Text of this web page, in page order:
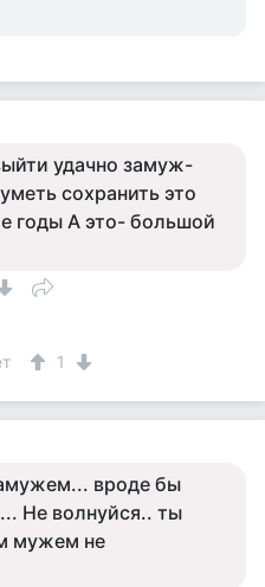
удачно замуж-
сохранить это
годы А это- большой
1
вроде бы
Не волнуйся.. ты
мужем не